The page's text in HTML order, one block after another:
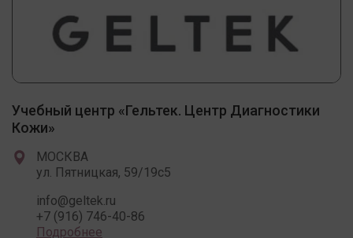
Учебный центр «Гельтек. Центр Диагностики
Кожи»
МОСКВА
ул. Пятницкая, 59/19c5
info@geltek.ru
+7 (916) 746-40-86
Подробнее